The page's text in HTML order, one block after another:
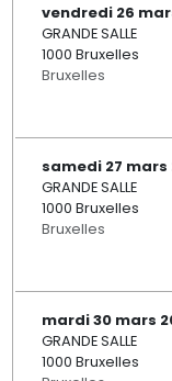
vendredi 26
GRANDE SALLE
1000 Bruxelles
Bruxelles
samedi 27 mars
GRANDE SALLE
1000 Bruxelles
Bruxelles
mardi 30 mars
GRANDE SALLE
1000 Bruxelles